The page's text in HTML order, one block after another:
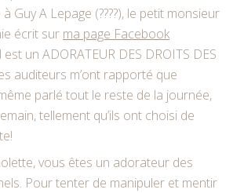
Guy A Lepage (????), le petit monsieur
écrit sur ma page Facebook
est un ADORATEUR DES DROITS DES
auditeurs m’ont rapporté que
parlé tout le reste de la journée,
tellement qu’ils ont choisi de
vous êtes un adorateur des
Pour tenter de manipuler et mentir